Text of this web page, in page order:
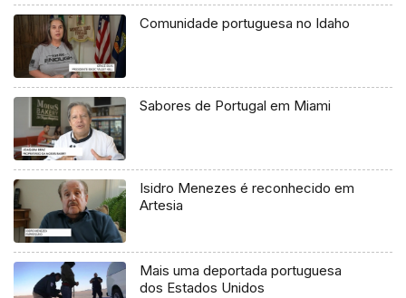
Comunidade portuguesa no Idaho
Sabores de Portugal em Miami
Isidro Menezes é reconhecido em
Artesia
Mais uma deportada portuguesa
dos Estados Unidos